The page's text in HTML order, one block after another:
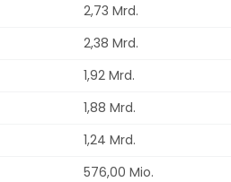
2,73 Mrd.
2,38 Mrd.
1,92 Mrd.
1,88 Mrd.
1,24 Mrd.
576,00 Mio.